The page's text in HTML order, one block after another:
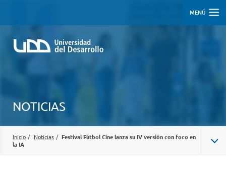
MENÚ
NOTICIAS
Inicio / Noticias / Festival Fútbol Cine lanza su IV versión con foco en
la IA